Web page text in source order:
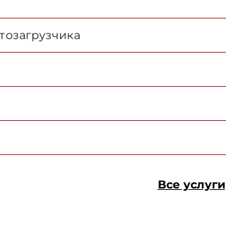
Все услуги